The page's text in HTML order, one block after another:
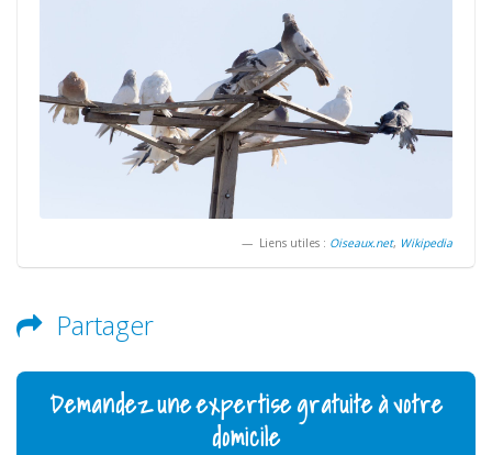
Liens utiles : Oiseaux.net, Wikipedia
Partager
Demandez une expertise gratuite à votre
domicile